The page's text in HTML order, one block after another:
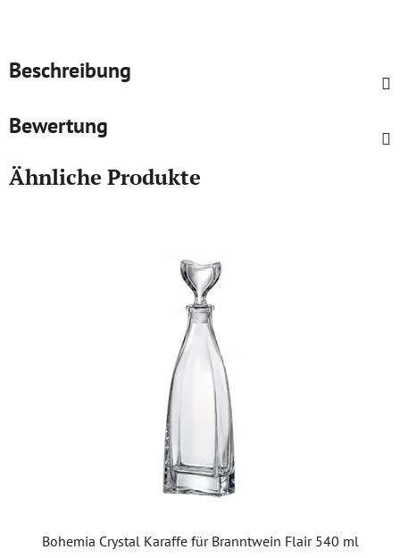
Beschreibung
Bewertung
Ähnliche Produkte
Bohemia Crystal Karaffe für Branntwein Flair 540 ml